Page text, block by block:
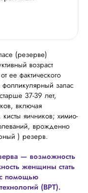
(резерве)
возраст
ее фактического
фолликулярный запас
37-39 лет,
включая
яичников; химио-
врожденно
) резерв.
— возможность
женщины стать
с помощью
(ВРТ).